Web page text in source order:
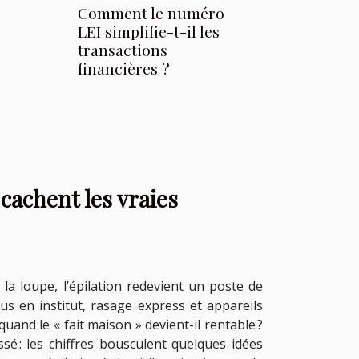
Comment le numéro
LEI simplifie-t-il les
transactions
financières ?
les vraies
loupe, l’épilation redevient un poste de
en institut, rasage express et appareils
le « fait maison » devient-il rentable ?
: les chiffres bousculent quelques idées